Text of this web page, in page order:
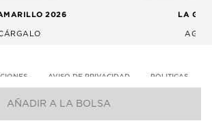
AÑADIR A LA BOLSA
2026 LA
AVISO DE PRIVACIDAD POLITICAS